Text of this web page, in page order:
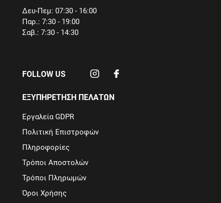
Δευ-Πεμ: 07:30 - 16:00
Παρ.: 7:30 - 19:00
Σαβ.: 7:30 - 14:30
FOLLOW US
ΕΞΥΠΗΡΕΤΗΣΗ ΠΕΛΑΤΩΝ
Εργαλεία GDPR
Πολιτική Επιστροφών
Πληροφορίες
Τρόποι Αποστολών
Τρόποι Πληρωμών
Όροι Χρήσης